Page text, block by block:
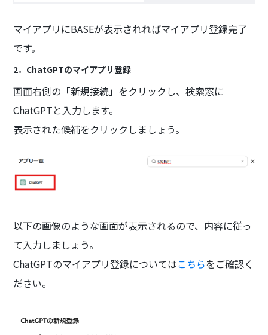
マイアプリにBASEが表示されればマイアプリ登録完了
です。
2．ChatGPTのマイアプリ登録
画面右側の「新規接続」をクリックし、検索窓に
ChatGPTと入力します。
表示された候補をクリックしましょう。
以下の画像のような画面が表示されるので、内容に従っ
て入力しましょう。
ChatGPTのマイアプリ登録についてはこちらをご確認く
ださい。